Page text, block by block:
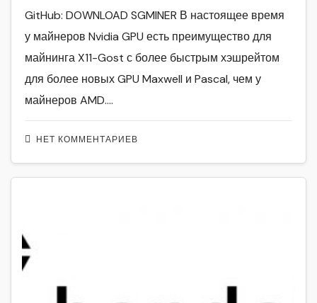
НЕТ КОММЕНТАРИЕВ
GitHub: DOWNLOAD SGMINER В настоящее время
у майнеров Nvidia GPU есть преимущество для
майнинга X11-Gost с более быстрым хэшрейтом
для более новых GPU Maxwell и Pascal, чем у
майнеров AMD.…